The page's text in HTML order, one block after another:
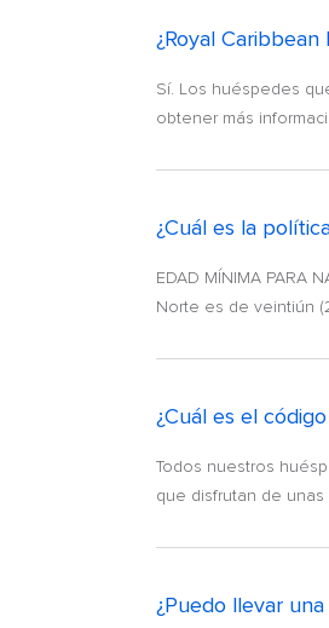
¿Royal
Sí. Los huéspedes
obtener más
¿Cuál es la
EDAD MÍNIMA PARA
Norte es de veintiún
¿Cuál es el
Todos nuestros
que disfrutan de
¿Puedo llevar